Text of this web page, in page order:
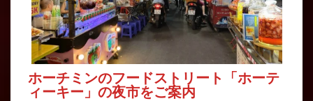
ホーチミンのフードストリート「ホーテ
ィーキー」の夜市をご案内